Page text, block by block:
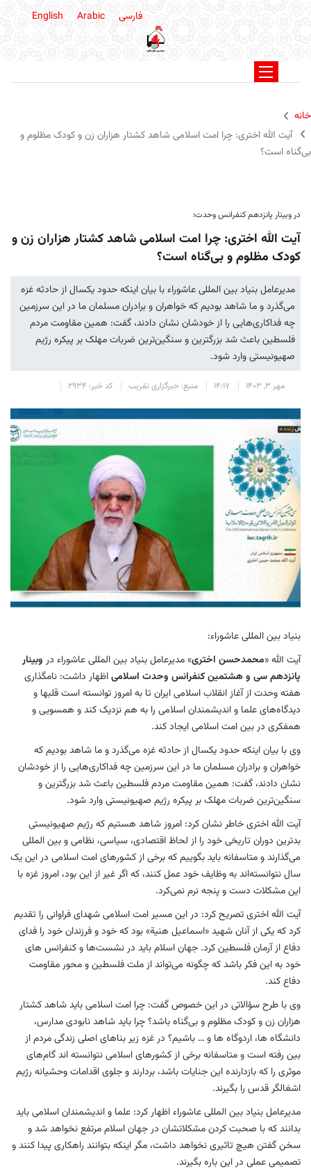
فارسی English Arabic
خانه
آیت الله اختری: چرا امت اسلامی شاهد کشتار هزاران زن و کودک مظلوم و
بی‌گناه است؟
در وبینار پانزدهم کنفرانس وحدت؛
آیت الله اختری: چرا امت اسلامی شاهد کشتار هزاران زن و
کودک مظلوم و بی‌گناه است؟
مدیرعامل بنیاد بین المللی عاشوراء با بیان اینکه حدود یکسال از حادثه غزه
می‌گذرد و ما شاهد بودیم که خواهران و برادران مسلمان ما در این سرزمین
چه فداکاری‌هایی را از خودشان نشان دادند، گفت: همین مقاومت مردم
فلسطین باعث شد بزرگترین و سنگین‌ترین ضربات مهلک بر پیکره رژیم
صهیونیستی وارد شود.
مهر 3, 1403 14:17 منبع: خبرگزاری تقریب کد خبر: 2934
بنیاد بین المللی عاشوراء:
آیت الله «محمدحسن اختری» مدیرعامل بنیاد بین المللی عاشوراء در وبینار
پانزدهم سی و هشتمین کنفرانس وحدت اسلامیاظهار داشت: نامگذاری
هفته وحدت از آغاز انقلاب اسلامی ایران تا به امروز توانسته است قلبها و
دیدگاه‌های علما و اندیشمندان اسلامی را به هم نزدیک کند و همسویی و
همفکری در بین امت اسلامی ایجاد کند.
وی با بیان اینکه حدود یکسال از حادثه غزه می‌گذرد و ما شاهد بودیم که
خواهران و برادران مسلمان ما در این سرزمین چه فداکاری‌هایی را از خودشان
نشان دادند، گفت: همین مقاومت مردم فلسطین باعث شد بزرگترین و
سنگین‌ترین ضربات مهلک بر پیکره رژیم صهیونیستی وارد شود.
آیت الله اختری خاطر نشان کرد: امروز شاهد هستیم که رژیم صهیونیستی
بدترین دوران تاریخی خود را از لحاظ اقتصادی، سیاسی، نظامی و بین المللی
می‌گذارند و متاسفانه باید بگوییم که برخی از کشورهای امت اسلامی در این یک
سال نتوانسته‌اند به وظایف خود عمل کنند، که اگر غیر از این بود، امروز غزه با
این مشکلات دست و پنجه نرم نمی‌کرد.
آیت الله اختری تصریح کرد: در این مسیر امت اسلامی شهدای فراوانی را تقدیم
کرد که یکی از آنان شهید «اسماعیل هنیة» بود که خود و فرزندان خود را فدای
دفاع از آرمان فلسطین کرد. جهان اسلام باید در نشست‌ها و کنفرانس های
خود به این فکر باشد که چگونه می‌تواند از ملت فلسطین و محور مقاومت
دفاع کند.
وی با طرح سؤالاتی در این خصوص گفت: چرا امت اسلامی باید شاهد کشتار
هزاران زن و کودک مظلوم و بی‌گناه باشد؟ چرا باید شاهد نابودی مدارس،
دانشگاه ها، اردوگاه ها و … باشیم؟ در غزه زیر بناهای اصلی زندگی مردم از
بین رفته است و متاسفانه برخی از کشورهای اسلامی نتوانسته ‎اند گام‌های
موثری را که بازدارنده این جنایات باشد، بردارند و جلوی اقدامات وحشیانه رژیم
اشغالگر قدس را بگیرند.
مدیرعامل بنیاد بین المللی عاشوراء اظهار کرد: علما و اندیشمندان اسلامی باید
بدانند که با صحبت کردن مشکلاتشان در جهان اسلام مرتفع نخواهد شد و
سخن گفتن هیچ تاثیری نخواهد داشت، مگر اینکه بتوانند راهکاری پیدا کنند و
تصمیمی عملی در این باره بگیرند.